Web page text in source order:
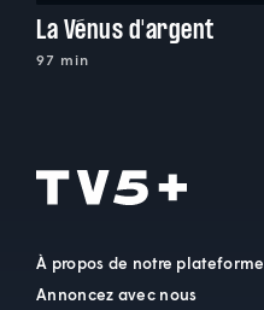
La Vénus d'argent
97 min
À propos de notre plateforme
Annoncez avec nous